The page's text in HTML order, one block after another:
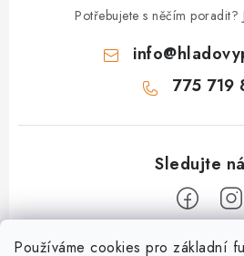
Používáme cookies pro základní
Potřebujete s něčím poradit?
info@
775 719